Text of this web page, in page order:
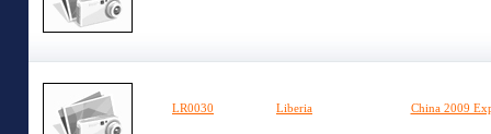
LR0030 Liberia China 2009